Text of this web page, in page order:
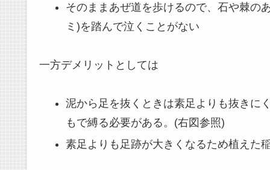
そのままあぜ道を歩けるので、石や棘の
ミ)を踏んで泣くことがない
一方デメリットとしては
泥から足を抜くときは素足よりも抜きに
もで縛る必要がある。(右図参照)
素足よりも足跡が大きくなるため植えた